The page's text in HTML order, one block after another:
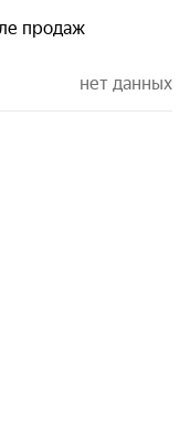
продаж
нет данных